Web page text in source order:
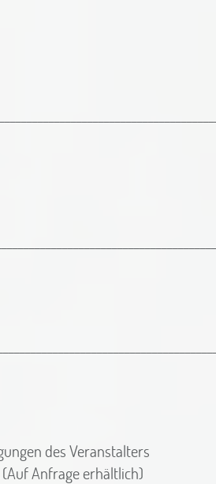
des Veranstalters
Anfrage erhältlich)